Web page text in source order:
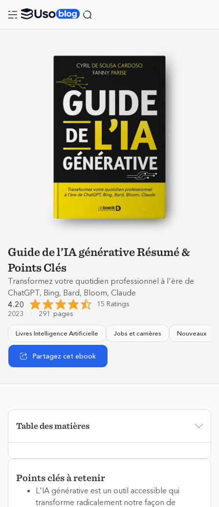
Guide de l’IA générative Résumé &
Points Clés
Transformez votre quotidien professionnel à l'ère de
ChatGPT, Bing, Bard, Bloom, Claude
4.20
15 Ratings
2023
291 pages
Livres Intelligence Artificielle Jobs et carrières Nouveaux
Partagez cet ebook
Points clés à retenir
L'IA générative est un outil accessible qui
transforme radicalement notre façon de
Table des matières